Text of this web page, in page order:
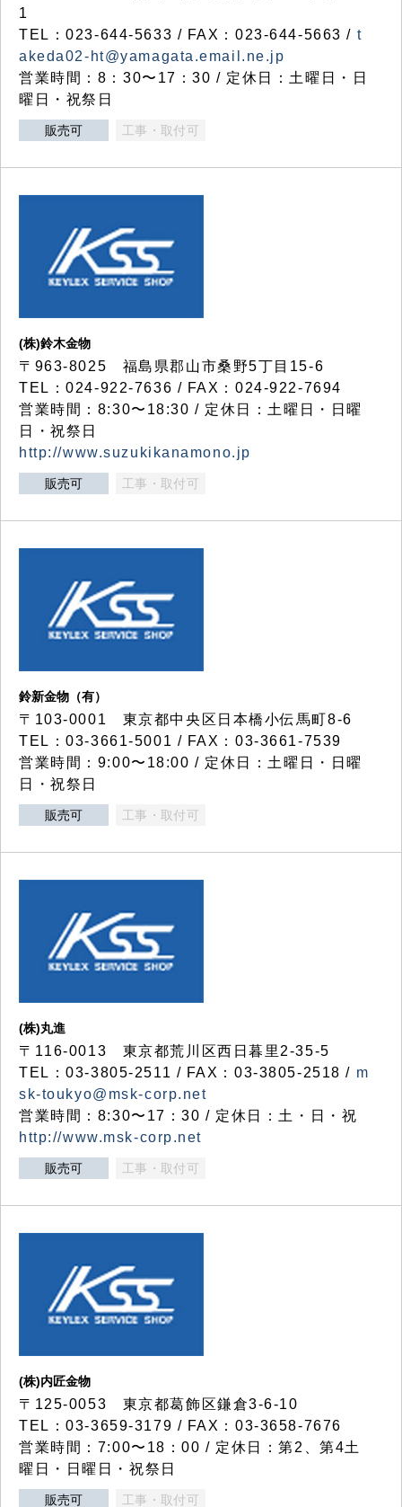
1
TEL：023-644-5633 / FAX：023-644-5663 / t
akeda02-ht@yamagata.email.ne.jp
営業時間：8：30〜17：30 / 定休日：土曜日・日
曜日・祝祭日
販売可 工事・取付可
(株)鈴木金物
〒963-8025 福島県郡山市桑野5丁目15-6
TEL：024-922-7636 / FAX：024-922-7694
営業時間：8:30〜18:30 / 定休日：土曜日・日曜
日・祝祭日
http://www.suzukikanamono.jp
販売可 工事・取付可
鈴新金物（有）
〒103-0001 東京都中央区日本橋小伝馬町8-6
TEL：03-3661-5001 / FAX：03-3661-7539
営業時間：9:00〜18:00 / 定休日：土曜日・日曜
日・祝祭日
販売可 工事・取付可
(株)丸進
〒116-0013 東京都荒川区西日暮里2-35-5
TEL：03-3805-2511 / FAX：03-3805-2518 / m
sk-toukyo@msk-corp.net
営業時間：8:30〜17：30 / 定休日：土・日・祝
http://www.msk-corp.net
販売可 工事・取付可
(株)内匠金物
〒125-0053 東京都葛飾区鎌倉3-6-10
TEL：03-3659-3179 / FAX：03-3658-7676
営業時間：7:00〜18：00 / 定休日：第2、第4土
曜日・日曜日・祝祭日
販売可 工事・取付可